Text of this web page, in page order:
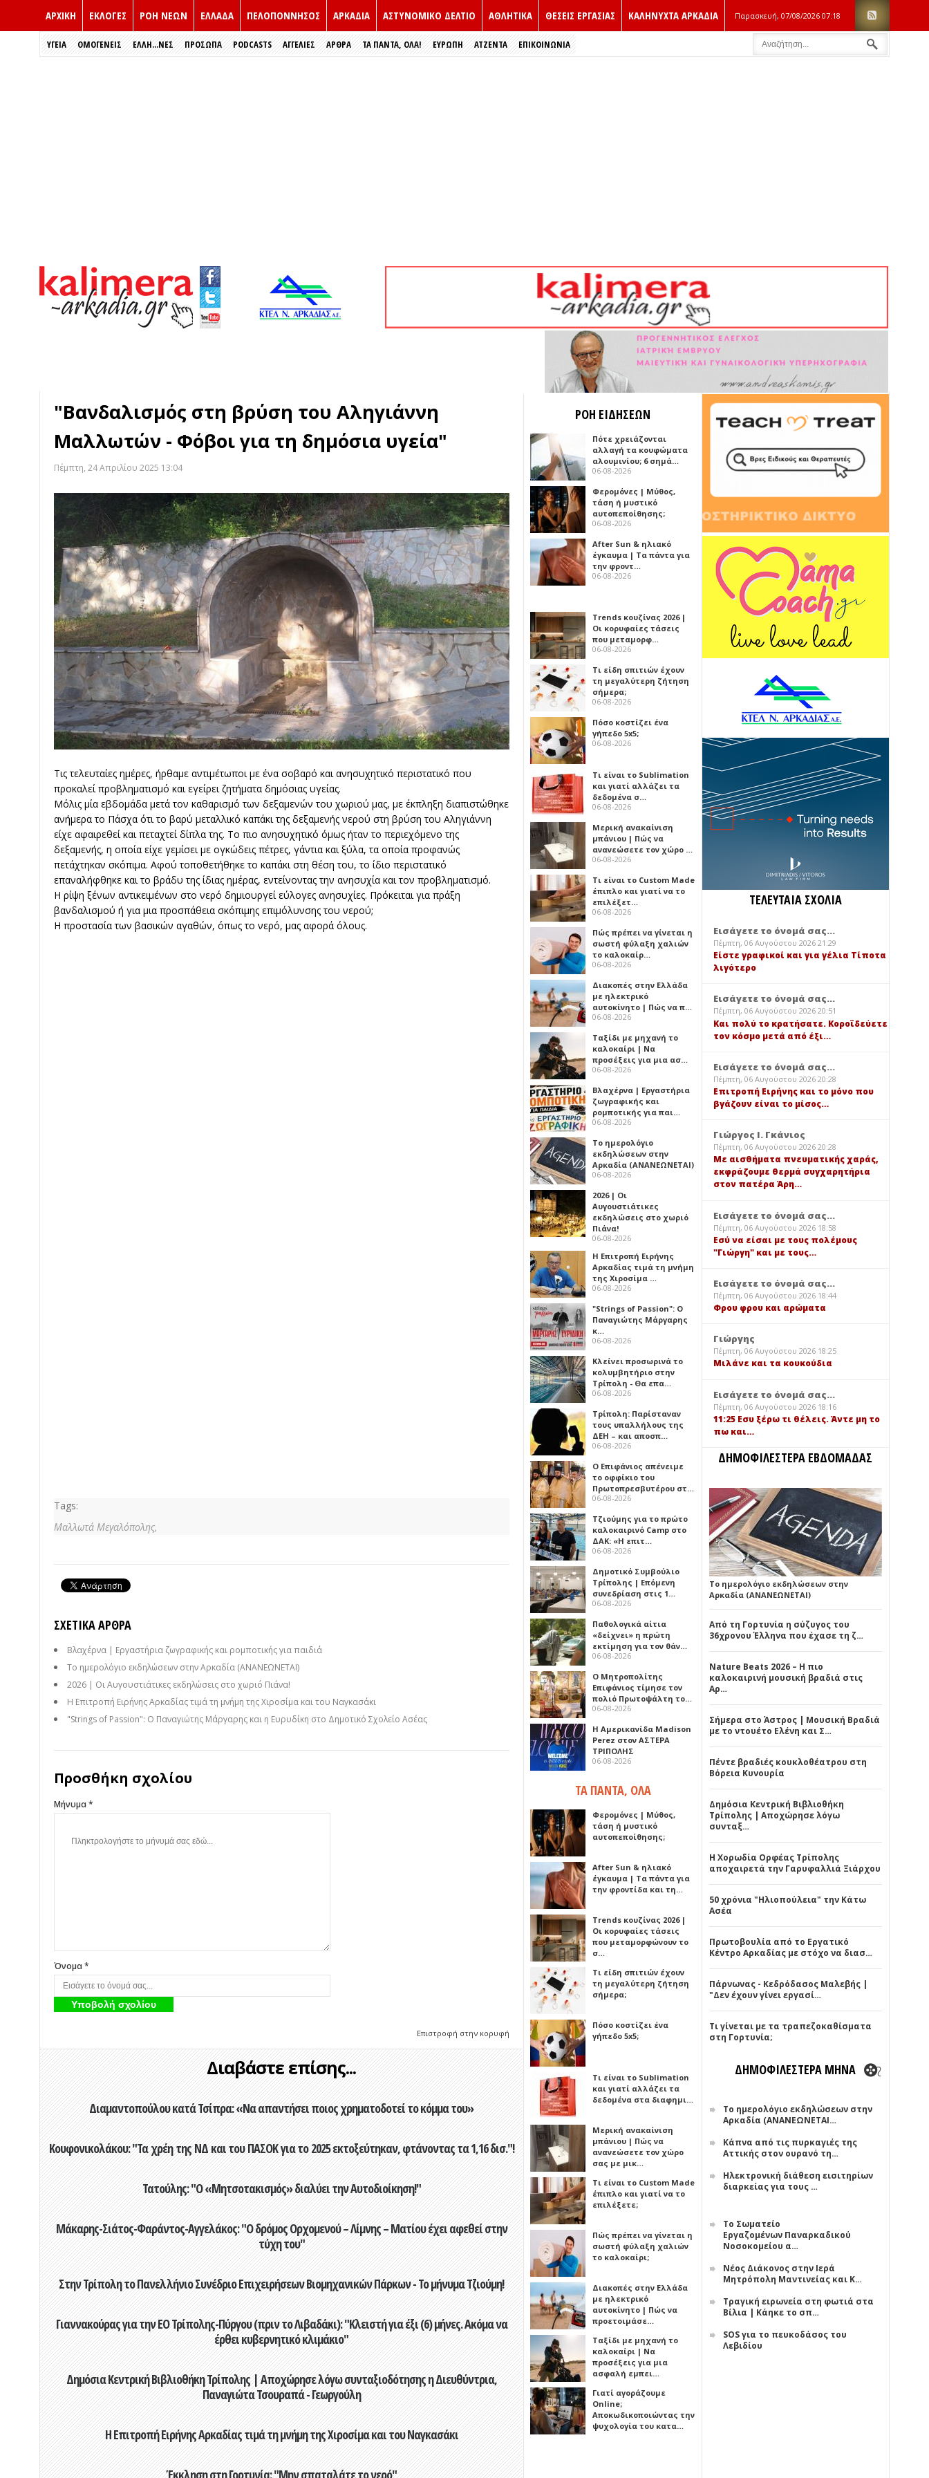
ΑΡΧΙΚΗ ΕΚΛΟΓΈΣ ΡΟΗ ΝΕΩΝ ΕΛΛΑΔΑ ΠΕΛΟΠΟΝΝΗΣΟΣ ΑΡΚΑΔΙΑ ΑΣΤΥΝΟΜΙΚΟ ΔΕΛΤΙΟ ΑΘΛΗΤΙΚΑ ΘΕΣΕΙΣ ΕΡΓΑΣΙΑΣ ΚΑΛΗΝΥΧΤΑ ΑΡΚΑΔΙΑ Παρασκευή, 07/08/2026 07:18
ΥΓΕΙΑ ΟΜΟΓΕΝΕΙΣ ΈΛΛΗ...ΝΕΣ ΠΡΌΣΩΠΑ PODCASTS ΑΓΓΕΛΙΕΣ ΑΡΘΡΑ ΤΑ ΠΑΝΤΑ, ΟΛΑ! ΕΥΡΏΠΗ ΑΤΖΕΝΤΑ ΕΠΙΚΟΙΝΩΝΙΑ
"Βανδαλισμός στη βρύση του Αληγιάννη
Μαλλωτών - Φόβοι για τη δημόσια υγεία"
Πέμπτη, 24 Απριλίου 2025 13:04
Τις τελευταίες ημέρες, ήρθαμε αντιμέτωποι με ένα σοβαρό και ανησυχητικό περιστατικό που
προκαλεί προβληματισμό και εγείρει ζητήματα δημόσιας υγείας.
Μόλις μία εβδομάδα μετά τον καθαρισμό των δεξαμενών του χωριού μας, με έκπληξη διαπιστώθηκε
ανήμερα το Πάσχα ότι το βαρύ μεταλλικό καπάκι της δεξαμενής νερού στη βρύση του Αληγιάννη
είχε αφαιρεθεί και πεταχτεί δίπλα της. Το πιο ανησυχητικό όμως ήταν το περιεχόμενο της
δεξαμενής, η οποία είχε γεμίσει με ογκώδεις πέτρες, γάντια και ξύλα, τα οποία προφανώς
πετάχτηκαν σκόπιμα. Αφού τοποθετήθηκε το καπάκι στη θέση του, το ίδιο περιστατικό
επαναλήφθηκε και το βράδυ της ίδιας ημέρας, εντείνοντας την ανησυχία και τον προβληματισμό.
Η ρίψη ξένων αντικειμένων στο νερό δημιουργεί εύλογες ανησυχίες. Πρόκειται για πράξη
βανδαλισμού ή για μια προσπάθεια σκόπιμης επιμόλυνσης του νερού;
Η προστασία των βασικών αγαθών, όπως το νερό, μας αφορά όλους.
Tags:
Μαλλωτά Μεγαλόπολης,
ΣΧΕΤΙΚΆ ΆΡΘΡΑ
Βλαχέρνα | Εργαστήρια ζωγραφικής και ρομποτικής για παιδιά
Το ημερολόγιο εκδηλώσεων στην Αρκαδία (ΑΝΑΝΕΩΝΕΤΑΙ)
2026 | Οι Αυγουστιάτικες εκδηλώσεις στο χωριό Πιάνα!
Η Επιτροπή Ειρήνης Αρκαδίας τιμά τη μνήμη της Χιροσίμα και του Ναγκασάκι
"Strings of Passion": Ο Παναγιώτης Μάργαρης και η Ευρυδίκη στο Δημοτικό Σχολείο Ασέας
Προσθήκη σχολίου
Μήνυμα *
Όνομα *
Επιστροφή στην κορυφή
Διαβάστε επίσης...
Διαμαντοπούλου κατά Τσίπρα: «Να απαντήσει ποιος χρηματοδοτεί το κόμμα του»
Κουφονικολάκου: "Τα χρέη της ΝΔ και του ΠΑΣΟΚ για το 2025 εκτοξεύτηκαν, φτάνοντας τα 1,16 δισ."!
Τατούλης: "Ο «Μητσοτακισμός» διαλύει την Αυτοδιοίκηση!"
Μάκαρης-Σιάτος-Φαράντος-Αγγελάκος: "Ο δρόμος Ορχομενού – Λίμνης – Ματίου έχει αφεθεί στην
τύχη του"
Στην Τρίπολη το Πανελλήνιο Συνέδριο Επιχειρήσεων Βιομηχανικών Πάρκων - Το μήνυμα Τζιούμη!
Γιαννακούρας για την EO Τρίπολης-Πύργου (πριν το Λιβαδάκι): "Κλειστή για έξι (6) μήνες. Ακόμα να
έρθει κυβερνητικό κλιμάκιο"
Δημόσια Κεντρική Βιβλιοθήκη Τρίπολης | Αποχώρησε λόγω συνταξιοδότησης η Διευθύντρια,
Παναγιώτα Τσουραπά - Γεωργούλη
Η Επιτροπή Ειρήνης Αρκαδίας τιμά τη μνήμη της Χιροσίμα και του Ναγκασάκι
ΡΟΗ ΕΙΔΗΣΕΩΝ
Πότε χρειάζονται
αλλαγή τα κουφώματα
αλουμινίου; 6 σημά…
06-08-2026
Φερομόνες | Μύθος,
τάση ή μυστικό
αυτοπεποίθησης;
06-08-2026
After Sun & ηλιακό
έγκαυμα | Τα πάντα για
την φροντ…
06-08-2026
Trends κουζίνας 2026 |
Οι κορυφαίες τάσεις
που μεταμορφ…
06-08-2026
Τι είδη σπιτιών έχουν
τη μεγαλύτερη ζήτηση
σήμερα;
06-08-2026
Πόσο κοστίζει ένα
γήπεδο 5x5;
06-08-2026
Τι είναι το Sublimation
και γιατί αλλάζει τα
δεδομένα σ…
06-08-2026
Μερική ανακαίνιση
μπάνιου | Πώς να
ανανεώσετε τον χώρο …
06-08-2026
Τι είναι το Custom Made
έπιπλο και γιατί να το
επιλέξετ…
06-08-2026
Πώς πρέπει να γίνεται η
σωστή φύλαξη χαλιών
το καλοκαίρ…
06-08-2026
Διακοπές στην Ελλάδα
με ηλεκτρικό
αυτοκίνητο | Πώς να π…
06-08-2026
Ταξίδι με μηχανή το
καλοκαίρι | Να
προσέξεις για μια ασ…
06-08-2026
Βλαχέρνα | Εργαστήρια
ζωγραφικής και
ρομποτικής για παι…
06-08-2026
Το ημερολόγιο
εκδηλώσεων στην
Αρκαδία (ΑΝΑΝΕΩΝΕΤΑΙ)
06-08-2026
2026 | Οι
Αυγουστιάτικες
εκδηλώσεις στο χωριό
Πιάνα!
06-08-2026
Η Επιτροπή Ειρήνης
Αρκαδίας τιμά τη μνήμη
της Χιροσίμα …
06-08-2026
"Strings of Passion": Ο
Παναγιώτης Μάργαρης
κ…
06-08-2026
Κλείνει προσωρινά το
κολυμβητήριο στην
Τρίπολη - Θα επα…
06-08-2026
Τρίπολη: Παρίσταναν
τους υπαλλήλους της
ΔΕΗ – και αποσπ…
06-08-2026
Ο Επιφάνιος απένειμε
το οφφίκιο του
Πρωτοπρεσβυτέρου στ…
06-08-2026
Τζιούμης για το πρώτο
καλοκαιρινό Camp στο
ΔΑΚ: «Η επιτ…
06-08-2026
Δημοτικό Συμβούλιο
Τρίπολης | Επόμενη
συνεδρίαση στις 1…
06-08-2026
Παθολογικά αίτια
«δείχνει» η πρώτη
εκτίμηση για τον θάν…
06-08-2026
Ο Μητροπολίτης
Επιφάνιος τίμησε τον
πολιό Πρωτοψάλτη το…
06-08-2026
Η Αμερικανίδα Madison
Perez στον ΑΣΤΕΡΑ
ΤΡΙΠΟΛΗΣ
06-08-2026
ΤΑ ΠΑΝΤΑ, ΟΛΑ
Φερομόνες | Μύθος,
τάση ή μυστικό
αυτοπεποίθησης;
After Sun & ηλιακό
έγκαυμα | Τα πάντα για
την φροντίδα και τη…
Trends κουζίνας 2026 |
Οι κορυφαίες τάσεις
που μεταμορφώνουν το
σ…
Τι είδη σπιτιών έχουν
τη μεγαλύτερη ζήτηση
σήμερα;
Πόσο κοστίζει ένα
γήπεδο 5x5;
Τι είναι το Sublimation
και γιατί αλλάζει τα
δεδομένα στα διαφημι…
Μερική ανακαίνιση
μπάνιου | Πώς να
ανανεώσετε τον χώρο
σας με μικ…
Τι είναι το Custom Made
έπιπλο και γιατί να το
επιλέξετε;
Πώς πρέπει να γίνεται η
σωστή φύλαξη χαλιών
το καλοκαίρι;
Διακοπές στην Ελλάδα
με ηλεκτρικό
αυτοκίνητο | Πώς να
προετοιμάσε…
Ταξίδι με μηχανή το
καλοκαίρι | Να
προσέξεις για μια
ασφαλή εμπει…
Γιατί αγοράζουμε
Online;
Αποκωδικοποιώντας την
ψυχολογία του κατα…
ΤΕΛΕΥΤΑΙΑ ΣΧΟΛΙΑ
Εισάγετε το όνομά σας...
Πέμπτη, 06 Αυγούστου 2026 21:29
Είστε γραφικοί και για γέλια Τίποτα
λιγότερο
Εισάγετε το όνομά σας...
Πέμπτη, 06 Αυγούστου 2026 20:51
Και πολύ το κρατήσατε. Κοροϊδεύετε
τον κόσμο μετά από έξι…
Εισάγετε το όνομά σας...
Πέμπτη, 06 Αυγούστου 2026 20:28
Επιτροπή Ειρήνης και το μόνο που
βγάζουν είναι το μίσος…
Γιώργος Ι. Γκάνιος
Πέμπτη, 06 Αυγούστου 2026 20:28
Με αισθήματα πνευματικής χαράς,
εκφράζουμε θερμά συγχαρητήρια
στον πατέρα Άρη…
Εισάγετε το όνομά σας...
Πέμπτη, 06 Αυγούστου 2026 18:58
Εσύ να είσαι με τους πολέμους
"Γιώργη" και με τους…
Εισάγετε το όνομά σας...
Πέμπτη, 06 Αυγούστου 2026 18:44
Φρου φρου και αρώματα
Γιώργης
Πέμπτη, 06 Αυγούστου 2026 18:25
Μιλάνε και τα κουκούδια
Εισάγετε το όνομά σας...
Πέμπτη, 06 Αυγούστου 2026 18:16
11:25 Εσυ ξέρω τι θέλεις. Άντε μη το
πω και…
ΔΗΜΟΦΙΛΕΣΤΕΡΑ ΕΒΔΟΜΑΔΑΣ
Το ημερολόγιο εκδηλώσεων στην
Αρκαδία (ΑΝΑΝΕΩΝΕΤΑΙ)
Από τη Γορτυνία η σύζυγος του
36χρονου Έλληνα που έχασε τη ζ…
Nature Beats 2026 – Η πιο
καλοκαιρινή μουσική βραδιά στις
Αρ…
Σήμερα στο Άστρος | Μουσική Βραδιά
με το ντουέτο Ελένη και Σ…
Πέντε βραδιές κουκλοθέατρου στη
Βόρεια Κυνουρία
Δημόσια Κεντρική Βιβλιοθήκη
Τρίπολης | Αποχώρησε λόγω
συνταξ…
Η Χορωδία Ορφέας Τρίπολης
αποχαιρετά την Γαρυφαλλιά Ξιάρχου
50 χρόνια "Ηλιοπούλεια" την Κάτω
Ασέα
Πρωτοβουλία από το Εργατικό
Κέντρο Αρκαδίας με στόχο να διασ…
Πάρνωνας - Κεδρόδασος Μαλεβής |
"Δεν έχουν γίνει εργασί…
Τι γίνεται με τα τραπεζοκαθίσματα
στη Γορτυνία;
ΔΗΜΟΦΙΛΕΣΤΕΡΑ ΜΗΝΑ
Το ημερολόγιο εκδηλώσεων στην
Αρκαδία (ΑΝΑΝΕΩΝΕΤΑΙ…
Κάπνα από τις πυρκαγιές της
Αττικής στον ουρανό τη…
Ηλεκτρονική διάθεση εισιτηρίων
διαρκείας για τους …
Το Σωματείο
Εργαζομένων Παναρκαδικού
Νοσοκομείου α…
Νέος Διάκονος στην Ιερά
Μητρόπολη Μαντινείας και Κ…
Τραγική ειρωνεία στη φωτιά στα
Βίλια | Κάηκε το σπ…
SOS για το πευκοδάσος του
Λεβιδίου